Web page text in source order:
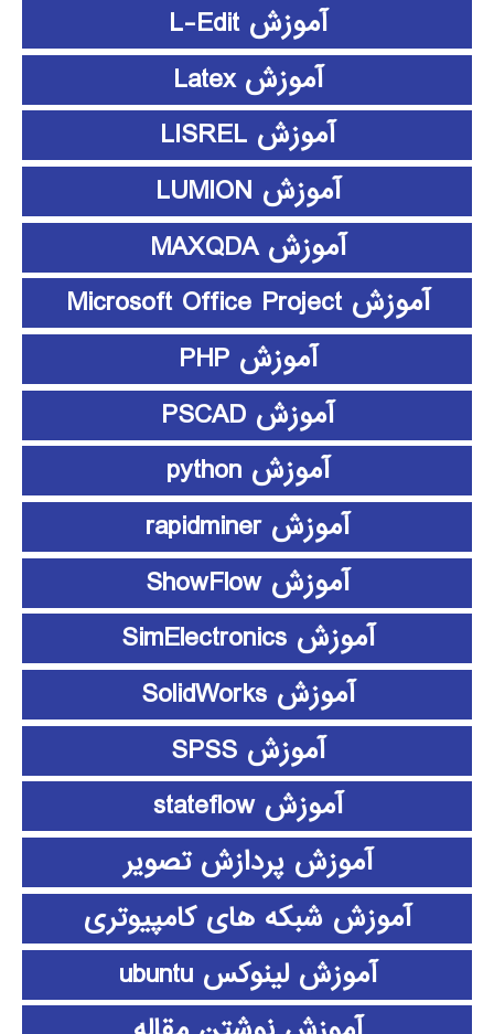
آموزش L-Edit
آموزش Latex
آموزش LISREL
آموزش LUMION
آموزش MAXQDA
آموزش Microsoft Office Project
آموزش PHP
آموزش PSCAD
آموزش python
آموزش rapidminer
آموزش ShowFlow
آموزش SimElectronics
آموزش SolidWorks
آموزش SPSS
آموزش stateflow
آموزش پردازش تصویر
آموزش شبکه های کامپیوتری
آموزش لینوکس ubuntu